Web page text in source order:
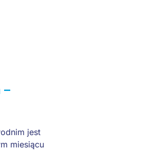
–
jest
miesiącu